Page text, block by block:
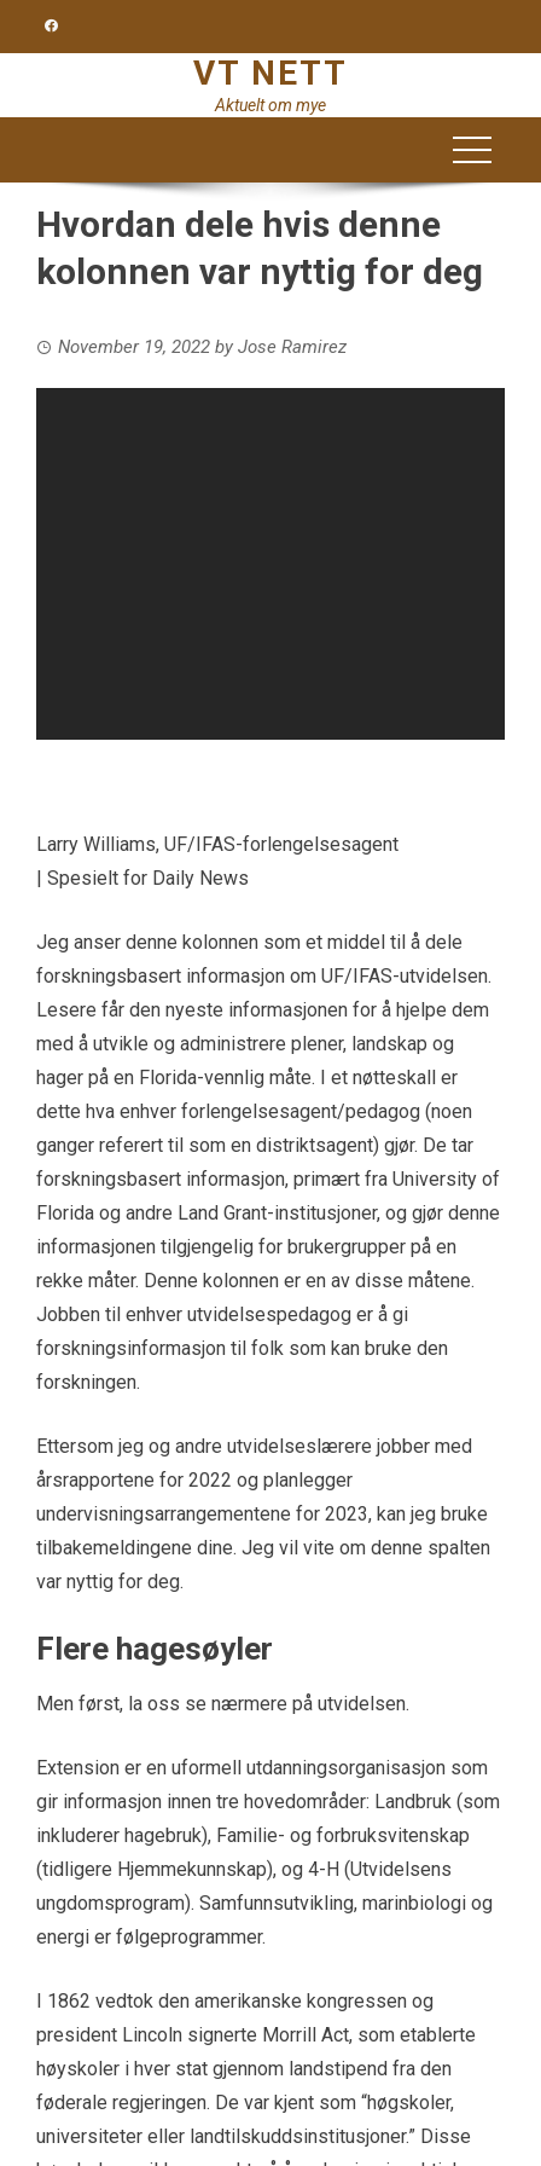
VT NETT
Aktuelt om mye
Hvordan dele hvis denne
kolonnen var nyttig for deg
November 19, 2022 by Jose Ramirez
Larry Williams, UF/IFAS-forlengelsesagent
| Spesielt for Daily News
Jeg anser denne kolonnen som et middel til å dele
forskningsbasert informasjon om UF/IFAS-utvidelsen.
Lesere får den nyeste informasjonen for å hjelpe dem
med å utvikle og administrere plener, landskap og
hager på en Florida-vennlig måte. I et nøtteskall er
dette hva enhver forlengelsesagent/pedagog (noen
ganger referert til som en distriktsagent) gjør. De tar
forskningsbasert informasjon, primært fra University of
Florida og andre Land Grant-institusjoner, og gjør denne
informasjonen tilgjengelig for brukergrupper på en
rekke måter. Denne kolonnen er en av disse måtene.
Jobben til enhver utvidelsespedagog er å gi
forskningsinformasjon til folk som kan bruke den
forskningen.
Ettersom jeg og andre utvidelseslærere jobber med
årsrapportene for 2022 og planlegger
undervisningsarrangementene for 2023, kan jeg bruke
tilbakemeldingene dine. Jeg vil vite om denne spalten
var nyttig for deg.
Flere hagesøyler
Men først, la oss se nærmere på utvidelsen.
Extension er en uformell utdanningsorganisasjon som
gir informasjon innen tre hovedområder: Landbruk (som
inkluderer hagebruk), Familie- og forbruksvitenskap
(tidligere Hjemmekunnskap), og 4-H (Utvidelsens
ungdomsprogram). Samfunnsutvikling, marinbiologi og
energi er følgeprogrammer.
I 1862 vedtok den amerikanske kongressen og
president Lincoln signerte Morrill Act, som etablerte
høyskoler i hver stat gjennom landstipend fra den
føderale regjeringen. De var kjent som “høgskoler,
universiteter eller landtilskuddsinstitusjoner.” Disse